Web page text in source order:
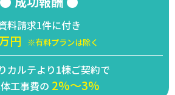
料請求1件に付き
円 ※有料プランは除く
カルテより1棟ご契約で
工事費の 2%～3%